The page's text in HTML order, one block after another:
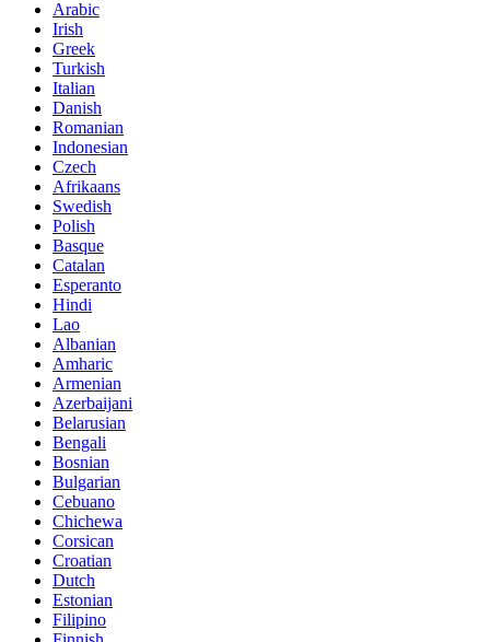
Arabic
Irish
Greek
Turkish
Italian
Danish
Romanian
Indonesian
Czech
Afrikaans
Swedish
Polish
Basque
Catalan
Esperanto
Hindi
Lao
Albanian
Amharic
Armenian
Azerbaijani
Belarusian
Bengali
Bosnian
Bulgarian
Cebuano
Chichewa
Corsican
Croatian
Dutch
Estonian
Filipino